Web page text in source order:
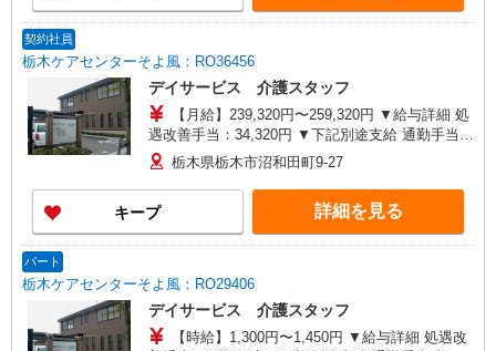
契約社員
栃木ケアセンターそよ風：RO36456
デイサービス 介護スタッフ
【月給】239,320円〜259,320円 ▼給与詳細 処
遇改善手当：34,320円 ▼下記別途支給 通勤手当
年末年始手当：380円/時 寸志あり：年2回（6月・
12月） ※業績による 特別報酬：平均33.8万円（最
高額130万円） ※2025年6月支給実績 ※処遇改善
手当は試用期間中(3ヶ月)は支給なし
栃木県栃木市沼和田町9-27
キープ 詳細を見る
パート
栃木ケアセンターそよ風：RO29406
デイサービス 介護スタッフ
【時給】1,300円〜1,450円 ▼給与詳細 処遇改